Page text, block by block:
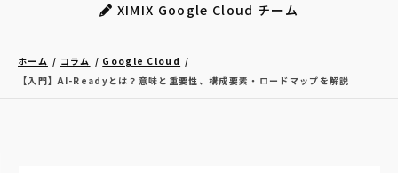
XIMIX Google Cloud チーム
ホーム コラム
Google Cloud
【入門】AI-Readyとは？意味と重要性、構成要素・ロードマップを解説